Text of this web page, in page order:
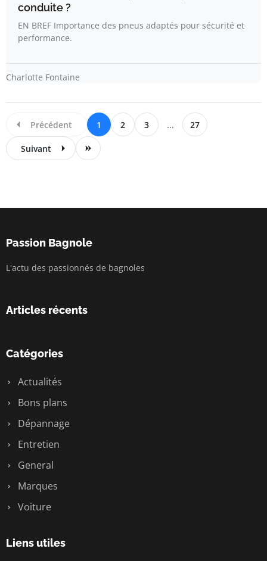
conduite ?
EN BREF Importance des pneus adaptés pour sécurité et
performance.
Charlotte Fontaine
Précédent 1 2 3 ... 27
Suivant
Passion Bagnole
L'actu des passionnés de bagnoles
Articles récents
Catégories
Actualités
Bons plans
Dépannage
Entretien
General
Marques
Voiture
Liens utiles